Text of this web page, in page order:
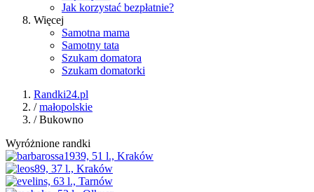
Jak korzystać bezpłatnie?
Więcej
Samotna mama
Samotny tata
Szukam domatora
Szukam domatorki
Randki24.pl
/małopolskie
/Bukowno
Wyróżnione randki